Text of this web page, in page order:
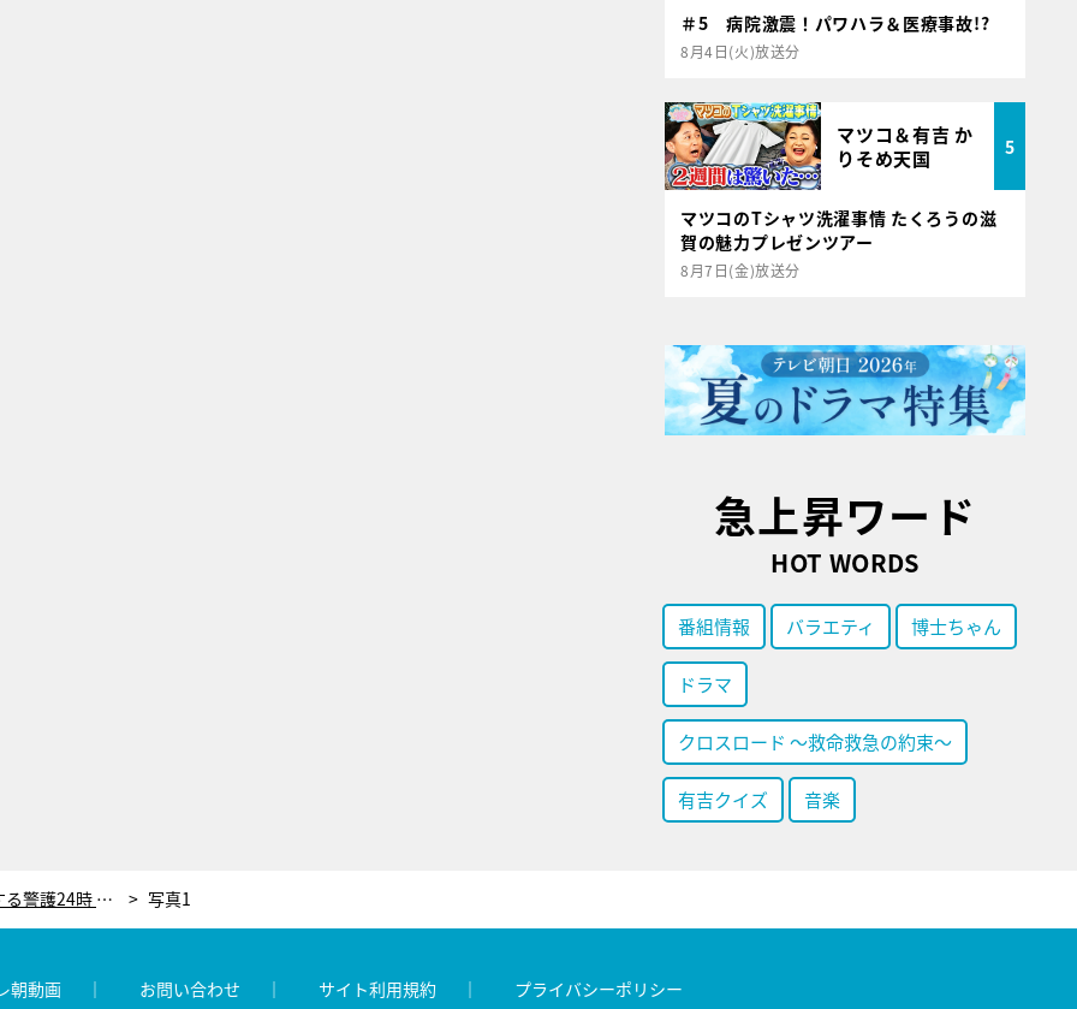
＃5 病院激震！パワハラ＆医療事故!?
8月4日(火)放送分
マツコ＆有吉 か
りそめ天国
5
マツコのTシャツ洗濯事情 たくろうの滋
賀の魅力プレゼンツアー
8月7日(金)放送分
急上昇ワード
HOT WORDS
番組情報 バラエティ 博士ちゃん
ドラマ
クロスロード ～救命救急の約束～
有吉クイズ 音楽
一般人に情報漏洩？ドラマ『恋する警護24時 season2』裏切り者の可能性浮上に視聴者騒然… 写真1
朝動画 お問い合わせ サイト利用規約 プライバシーポリシー